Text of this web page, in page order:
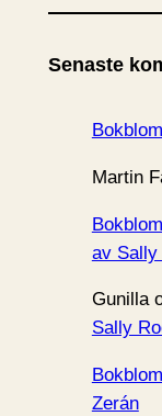
k
v
Senaste
Martin
av Sally
Gunilla
Sally
Zerán